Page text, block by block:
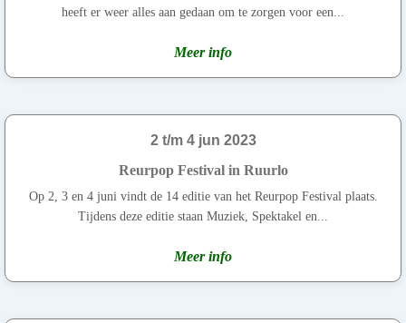
heeft er weer alles aan gedaan om te zorgen voor een...
Meer info
2 t/m 4 jun 2023
Reurpop Festival in Ruurlo
Op 2, 3 en 4 juni vindt de 14 editie van het Reurpop Festival plaats.
Tijdens deze editie staan Muziek, Spektakel en...
Meer info